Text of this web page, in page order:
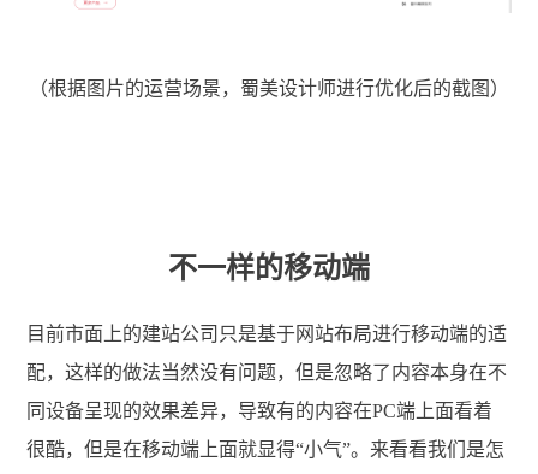
（根据图片的运营场景，蜀美设计师进行优化后的截图）
不一样的移动端
目前市面上的建站公司只是基于网站布局进行移动端的适
配，这样的做法当然没有问题，但是忽略了内容本身在不
同设备呈现的效果差异，导致有的内容在PC端上面看着
很酷，但是在移动端上面就显得“小气”。来看看我们是怎